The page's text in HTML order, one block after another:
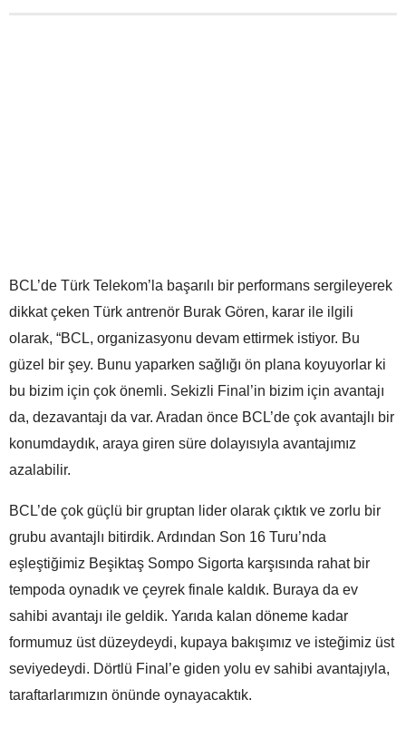
BCL’de Türk Telekom’la başarılı bir performans sergileyerek
dikkat çeken Türk antrenör Burak Gören, karar ile ilgili
olarak, “BCL, organizasyonu devam ettirmek istiyor. Bu
güzel bir şey. Bunu yaparken sağlığı ön plana koyuyorlar ki
bu bizim için çok önemli. Sekizli Final’in bizim için avantajı
da, dezavantajı da var. Aradan önce BCL’de çok avantajlı bir
konumdaydık, araya giren süre dolayısıyla avantajımız
azalabilir.
BCL’de çok güçlü bir gruptan lider olarak çıktık ve zorlu bir
grubu avantajlı bitirdik. Ardından Son 16 Turu’nda
eşleştiğimiz Beşiktaş Sompo Sigorta karşısında rahat bir
tempoda oynadık ve çeyrek finale kaldık. Buraya da ev
sahibi avantajı ile geldik. Yarıda kalan döneme kadar
formumuz üst düzeydeydi, kupaya bakışımız ve isteğimiz üst
seviyedeydi. Dörtlü Final’e giden yolu ev sahibi avantajıyla,
taraftarlarımızın önünde oynayacaktık.